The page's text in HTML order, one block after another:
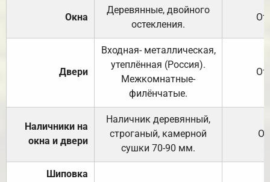
Окна
Деревянные, двойного
остекления.
Двери
Входная- металлическая,
утеплённая (Россия).
Межкомнатные-
филёнчатые.
Наличники на
окна и двери
Наличник деревянный,
строганый, камерной
сушки 70-90 мм.
Шиповка